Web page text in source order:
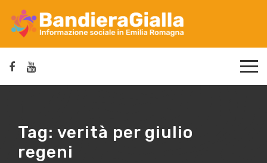
Tag: verità per giulio
regeni